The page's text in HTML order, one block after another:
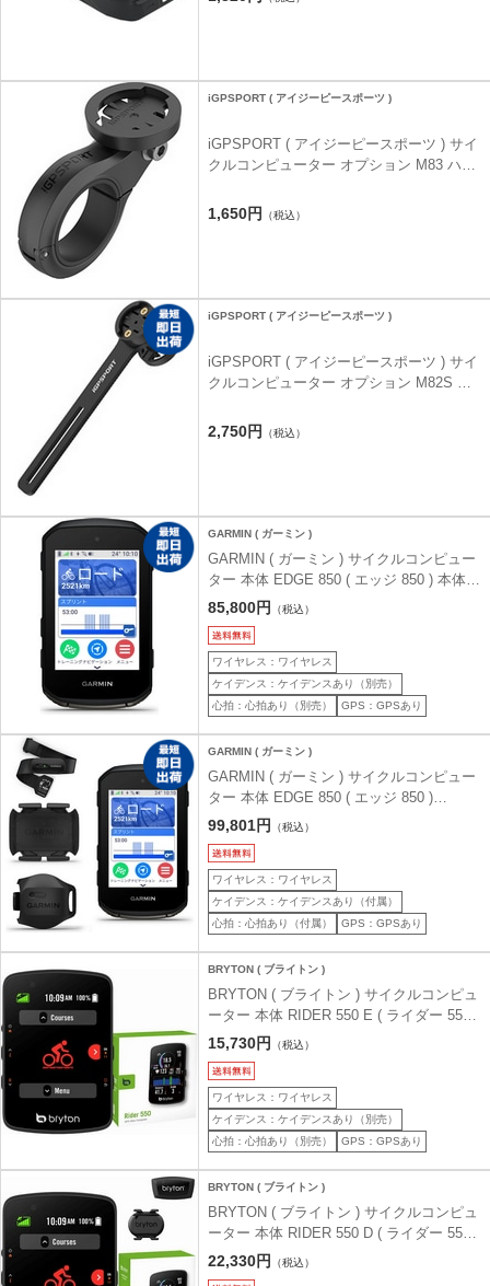
iGPSPORT ( アイジーピースポーツ )
iGPSPORT ( アイジーピースポーツ ) サイ
クルコンピューター オプション M83 ハン
1,650円 （税込）
iGPSPORT ( アイジーピースポーツ )
iGPSPORT ( アイジーピースポーツ ) サイ
クルコンピューター オプション M82S ア
2,750円 （税込）
GARMIN ( ガーミン )
GARMIN ( ガーミン ) サイクルコンピュー
ター 本体 EDGE 850 ( エッジ 850 ) 本体の
み
85,800円 （税込）
ワイヤレス：ワイヤレス
ケイデンス：ケイデンスあり（別売）
心拍：心拍あり（別売）
GPS：GPSあり
GARMIN ( ガーミン )
GARMIN ( ガーミン ) サイクルコンピュー
ター 本体 EDGE 850 ( エッジ 850 )
SP/CD/HRセンサー 付属
99,801円 （税込）
ワイヤレス：ワイヤレス
ケイデンス：ケイデンスあり（付属）
心拍：心拍あり（付属）
GPS：GPSあり
BRYTON ( ブライトン )
BRYTON ( ブライトン ) サイクルコンピュ
ーター 本体 RIDER 550 E ( ライダー 550
E ) 本体のみ
15,730円 （税込）
ワイヤレス：ワイヤレス
ケイデンス：ケイデンスあり（別売）
心拍：心拍あり（別売）
GPS：GPSあり
BRYTON ( ブライトン )
BRYTON ( ブライトン ) サイクルコンピュ
ーター 本体 RIDER 550 D ( ライダー 550
D ) ケイデンス・心拍センサー付属
22,330円 （税込）